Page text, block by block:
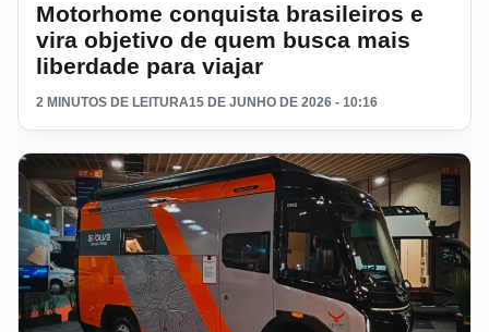
Motorhome conquista brasileiros e
vira objetivo de quem busca mais
liberdade para viajar
2 MINUTOS DE LEITURA15 DE JUNHO DE 2026 - 10:16